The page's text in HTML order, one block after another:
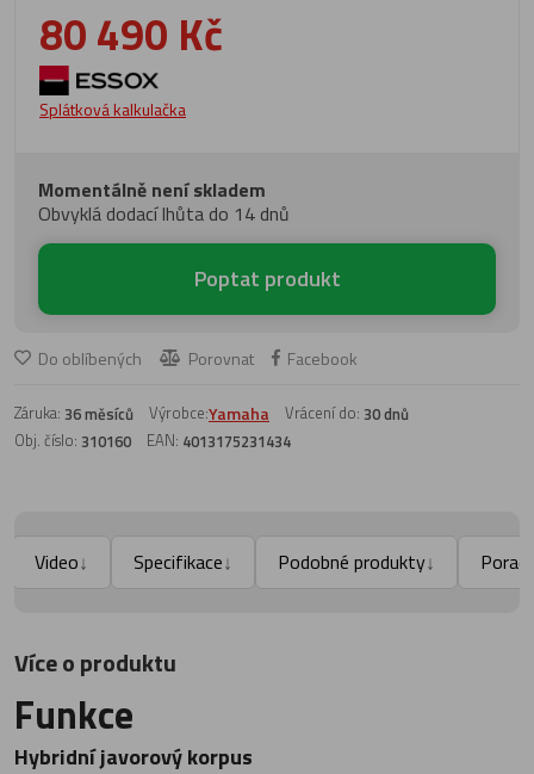
80 490 Kč
Splátková kalkulačka
Momentálně není skladem
Obvyklá dodací lhůta do 14 dnů
Poptat produkt
Do oblíbených Porovnat Facebook
Záruka: 36 měsíců Výrobce:Yamaha Vrácení do: 30 dnů
Obj. číslo: 310160 EAN: 4013175231434
Video↓ Specifikace↓ Podobné produkty↓
Více o produktu
Funkce
Hybridní javorový korpus